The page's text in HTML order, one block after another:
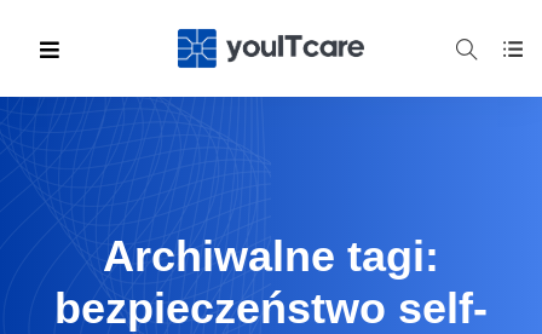
Archiwalne tagi:
bezpieczeństwo self-